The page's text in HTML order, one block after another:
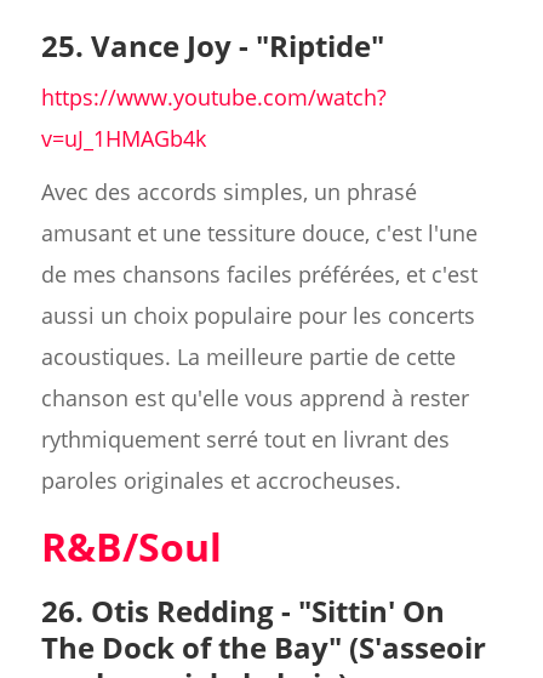
25. Vance Joy - "Riptide"
https://www.youtube.com/watch?
v=uJ_1HMAGb4k
Avec des accords simples, un phrasé
amusant et une tessiture douce, c'est l'une
de mes chansons faciles préférées, et c'est
aussi un choix populaire pour les concerts
acoustiques. La meilleure partie de cette
chanson est qu'elle vous apprend à rester
rythmiquement serré tout en livrant des
paroles originales et accrocheuses.
R&B/Soul
26. Otis Redding - "Sittin' On
The Dock of the Bay" (S'asseoir